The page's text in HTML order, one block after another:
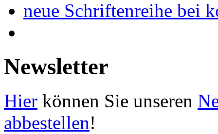
neue Schriftenreihe bei
Newsletter
Hier können Sie unseren
abbestellen!